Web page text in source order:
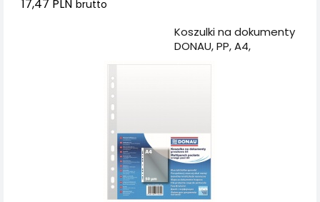
17,47 PLN brutto
Koszulki na dokumenty
DONAU, PP, A4,